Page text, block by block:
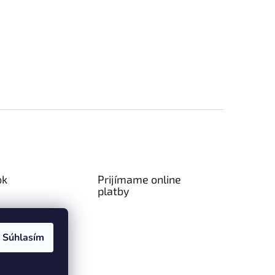
Súhlasím
Prijímame online
platby